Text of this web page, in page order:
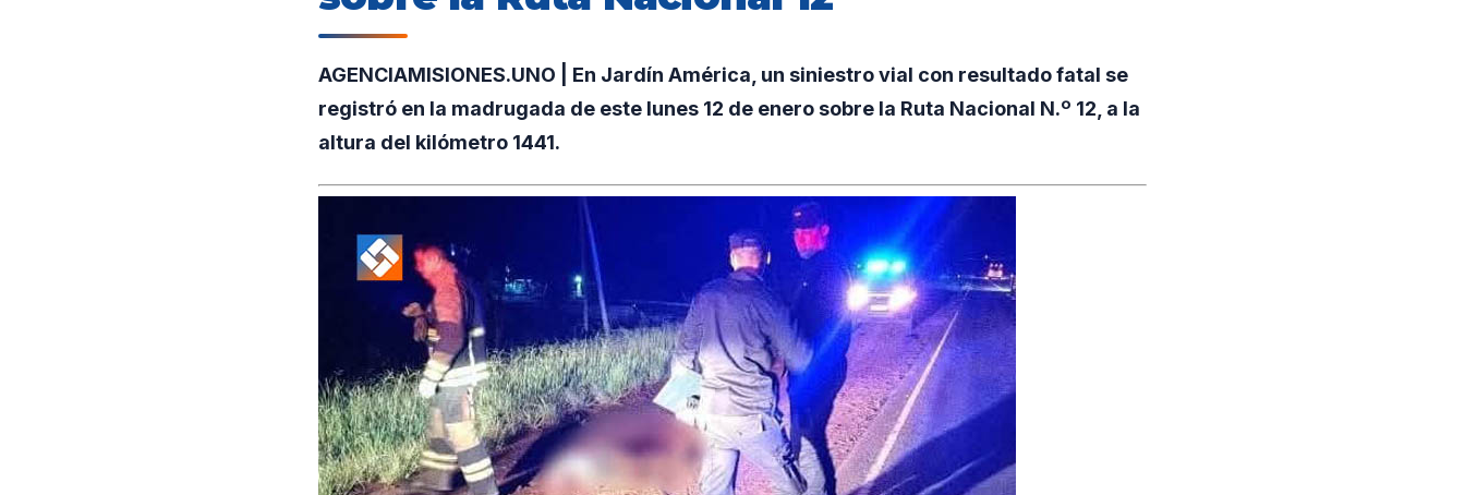
AGENCIAMISIONES.UNO | En Jardín América, un siniestro vial con resultado fatal se
registró en la madrugada de este lunes 12 de enero sobre la Ruta Nacional N.º 12, a la
altura del kilómetro 1441.